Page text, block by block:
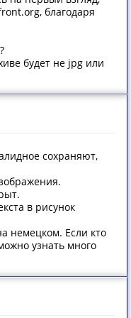
благодаря
будет не jpg или
сохраняют,
в рисунок
немецком. Если кто
узнать много